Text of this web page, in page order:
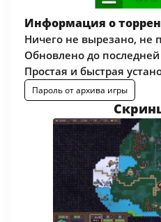
Информация о
Ничего не вырезано, не
Обновлено до
Простая и быстрая
Пароль от архива игры